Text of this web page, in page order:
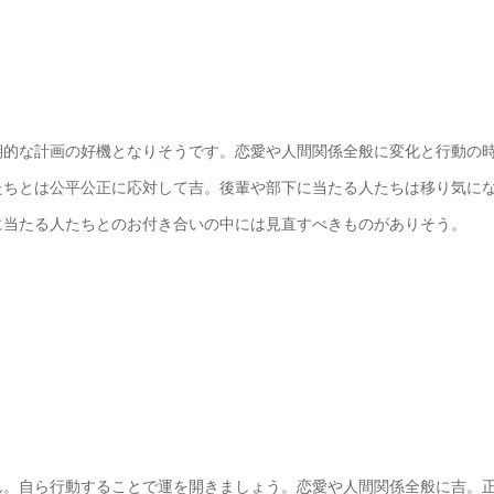
な計画の好機となりそうです。恋愛や人間関係全般に変化と行動の
とは公平公正に応対して吉。後輩や部下に当たる人たちは移り気に
たる人たちとのお付き合いの中には見直すべきものがありそう。
自ら行動することで運を開きましょう。恋愛や人間関係全般に吉。